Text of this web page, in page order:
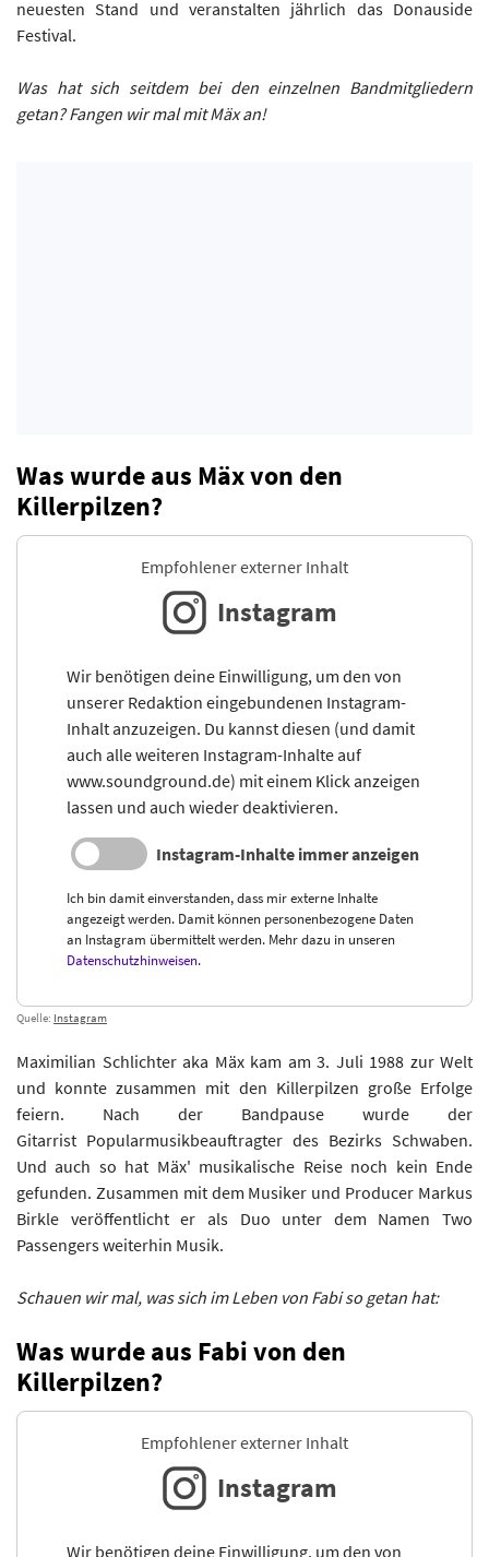
neuesten Stand und veranstalten jährlich das Donauside
Festival.
Was hat sich seitdem bei den einzelnen Bandmitgliedern
getan? Fangen wir mal mit Mäx an!
Was wurde aus Mäx von den
Killerpilzen?
Empfohlener externer Inhalt
Instagram
Wir benötigen deine Einwilligung, um den von
unserer Redaktion eingebundenen Instagram-
Inhalt anzuzeigen. Du kannst diesen (und damit
auch alle weiteren Instagram-Inhalte auf
www.soundground.de) mit einem Klick anzeigen
lassen und auch wieder deaktivieren.
Instagram-Inhalte immer anzeigen
Ich bin damit einverstanden, dass mir externe Inhalte
angezeigt werden. Damit können personenbezogene Daten
an Instagram übermittelt werden. Mehr dazu in unseren
Datenschutzhinweisen.
Quelle: Instagram
Maximilian Schlichter aka Mäx kam am 3. Juli 1988 zur Welt
und konnte zusammen mit den Killerpilzen große Erfolge
feiern. Nach der Bandpause wurde der
Gitarrist Popularmusikbeauftragter des Bezirks Schwaben.
Und auch so hat Mäx' musikalische Reise noch kein Ende
gefunden. Zusammen mit dem Musiker und Producer Markus
Birkle veröffentlicht er als Duo unter dem Namen Two
Passengers weiterhin Musik.
Schauen wir mal, was sich im Leben von Fabi so getan hat:
Was wurde aus Fabi von den
Killerpilzen?
Empfohlener externer Inhalt
Instagram
Wir benötigen deine Einwilligung, um den von